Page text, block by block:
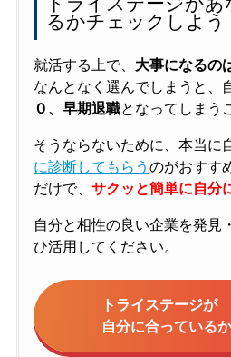
るかチェックしよう
就活する上で、 大事になるの
なんとなく選んでしまうと、
０、早期退職となってしまう
そうならないために、本当に
に診断してもらう のがおすす
だけで、 サクッと簡単に自分
自分と相性の良い企業を発見
ひ活用してください。
トライステージが
自分に合っている